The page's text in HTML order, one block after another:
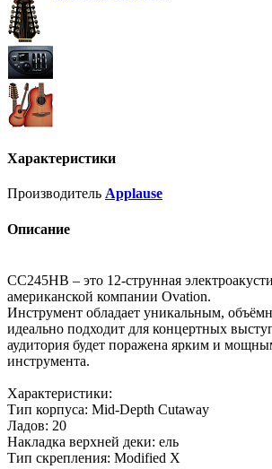
Характеристики
Производитель Applause
Описание
CC245HB – это 12-cтрунная
американской компании Ovation.
Инструмент обладает уникальным,
идеально подходит для концертных
аудитория будет поражена ярким и
инструмента.
Характеристики:
Тип корпуса: Mid-Depth Cutaway
Ладов: 20
Накладка верхней деки: ель
Тип скрепления: Modified X